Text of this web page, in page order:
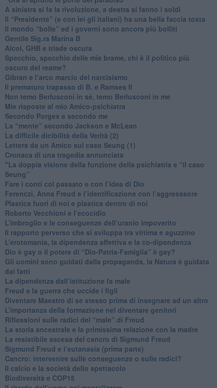
​A sinistra si fa la rivoluzione, a destra si fanno i soldi
​Il “Presidente” (e con lei gli italiani) ha una bella faccia tosta
​Il mondo “bolle” ed i governi sono ancora più bolliti
​Gentile Sig.ra Marina B
​Alcol, GHB e triade oscura
​Specchio, specchio delle mie brame, chi è il politico più
oscuro del reame?
​Gibran e l’arco marcio del narcisismo
​Il prematuro trapasso di B. e Ramses II
​Non temo Berlusconi in sé, temo Berlusconi in me
​Mie risposte al mio Amico-psichiatra
​Secondo Porges e secondo me
​La “mente” secondo Jackson e McLean
La difficile dicibilità della Verità (2)
​Lettera da un Amico sul caso Seung (1)
​Cronaca di una tragedia annunciata
"​La doppia visione della funzione della psichiatria e “il caso
Seung”
​Fare i conti col passato e con l’idea di Dio
​Ferenczi, Anna Freud e l’identificazione con l’aggresssore
Plastica fuori di noi e plastica dentro di noi
​Roberto Vecchioni e l’ecocidio
​L’imbroglio e le conseguenze dell’uranio impoverito
​Il rapporto perverso che si sviluppa tra vittima e aguzzino
L’erotomania, la dipendenza affettiva e la co-dipendenza
​Dio è gay o il potere di “Dio-Patria-Famiglia” è gay?
​Gli uomini sono guidati dalla propaganda, la Natura è guidata
dai fatti
La dipendenza dall’istituzione fa male
​Freud e la guerra che uccide i figli
​Diventare Maestro di se stesso prima di insegnare ad un altro
L’importanza della formazione nel diventare genitori
Riflessioni sulle radici del “male” di Freud
​La storia ancestrale e la primissima relazione con la madre
​La resistibile ascesa del cancro di Sigmund Freud
Sigmund Freud e l’eutanasia (prima parte)
Cancro: intervenire sulle conseguenze o sulle radici?
​Il calcio e la società dello spettacolo
Biodiversità e COP15